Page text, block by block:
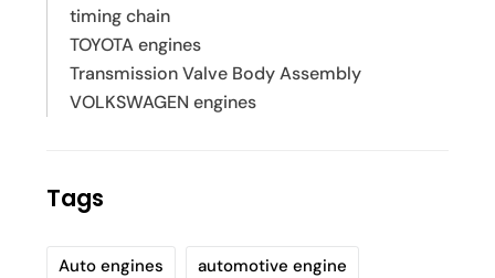
timing chain
TOYOTA engines
Transmission Valve Body Assembly
VOLKSWAGEN engines
Tags
Auto engines automotive engine